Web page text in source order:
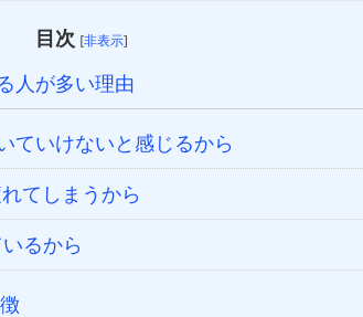
目次 [非表示]
人が多い理由
ていけないと感じるから
てしまうから
るから